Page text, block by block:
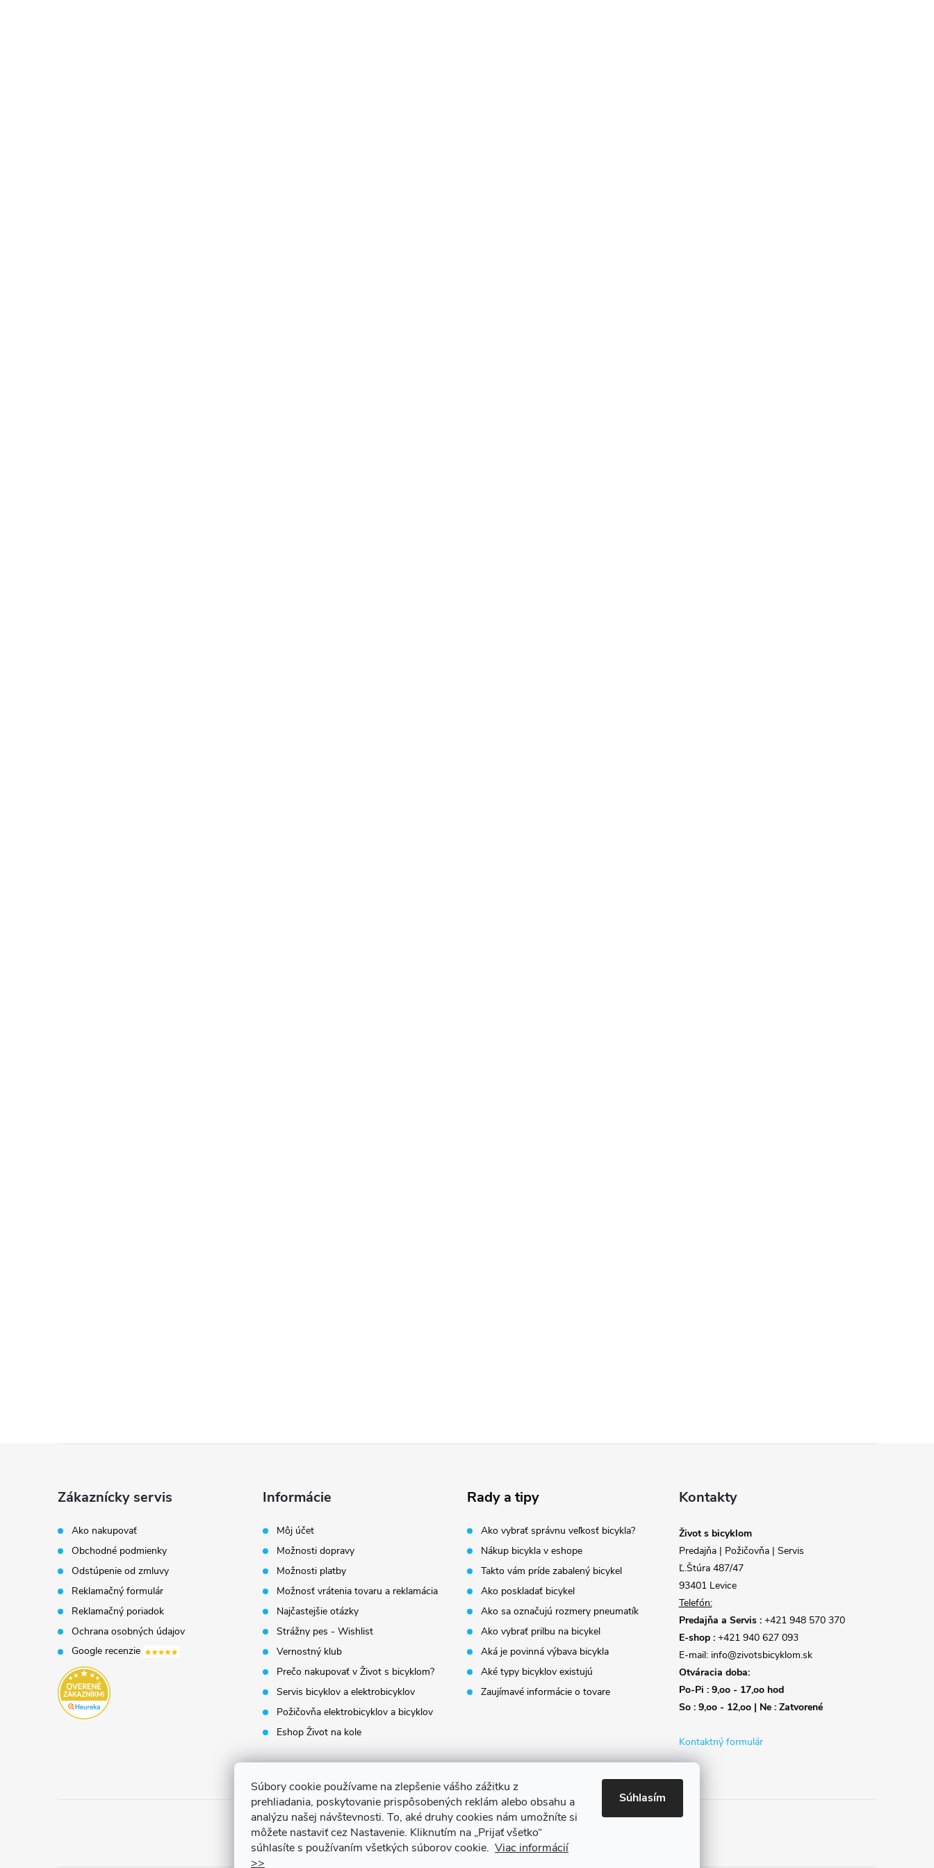
Súbory cookie používame na zlepšenie vášho zážitku z
prehliadania, poskytovanie prispôsobených reklám alebo obsahu a
analýzu našej návštevnosti. To, aké druhy cookies nám umožníte si
môžete nastaviť cez Nastavenie. Kliknutím na „Prijať všetko“
súhlasíte s používaním všetkých súborov cookie. Viac informácií
>>
Súhlasím
Zákaznícky servis
Ako nakupovať
Obchodné podmienky
Odstúpenie od zmluvy
Reklamačný formulár
Reklamačný poriadok
Ochrana osobných údajov
Google recenzie
Informácie
Môj účet
Možnosti dopravy
Možnosti platby
Možnosť vrátenia tovaru a reklamácia
Najčastejšie otázky
Strážny pes - Wishlist
Vernostný klub
Prečo nakupovať v Život s bicyklom?
Servis bicyklov a elektrobicyklov
Požičovňa elektrobicyklov a bicyklov
Eshop Život na kole
Rady a tipy
Ako vybrať správnu veľkosť bicykla?
Nákup bicykla v eshope
Takto vám príde zabalený bicykel
Ako poskladať bicykel
Ako sa označujú rozmery pneumatík
Ako vybrať prilbu na bicykel
Aká je povinná výbava bicykla
Aké typy bicyklov existujú
Zaujímavé informácie o tovare
Kontakty
Život s bicyklom
Predajňa | Požičovňa | Servis
Ľ.Štúra 487/47
93401 Levice
Telefón:
Predajňa a Servis :+421 948 570 370
E-shop : +421 940 627 093
E-mail: info@zivotsbicyklom.sk
Otváracia doba:
Po-Pi : 9,oo - 17,oo hod
So : 9,oo - 12,oo | Ne : Zatvorené
Kontaktný formulár